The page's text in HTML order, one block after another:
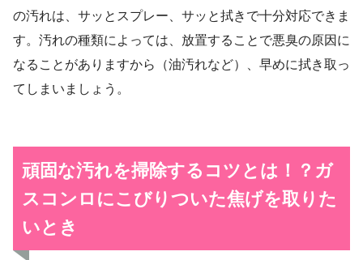
の汚れは、サッとスプレー、サッと拭きで十分対応できま
す。汚れの種類によっては、放置することで悪臭の原因に
なることがありますから（油汚れなど）、早めに拭き取っ
てしまいましょう。
頑固な汚れを掃除するコツとは！？ ガ
スコンロにこびりついた焦げを取りた
いとき